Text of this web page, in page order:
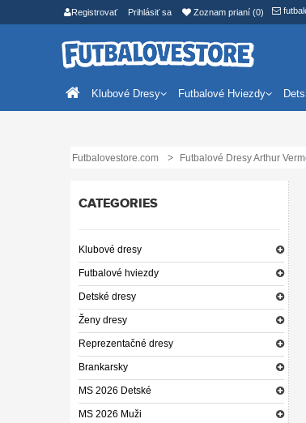
Registrovať Prihlásiť sa Zoznam prianí (0)
Klubové Dresy Futbalové Hviezdy
Futbalovestore.com Futbalové Dresy Arthur
CATEGORIES
Klubové dresy
Futbalové hviezdy
Detské dresy
Ženy dresy
Reprezentačné dresy
Brankarsky
MS 2026 Detské
MS 2026 Muži